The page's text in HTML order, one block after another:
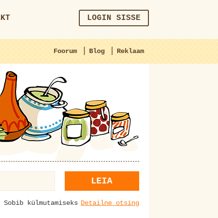
LOGIN SISSE
Foorum | Blog | Reklaam
LEIA
Sobib külmutamiseks Detailne otsing